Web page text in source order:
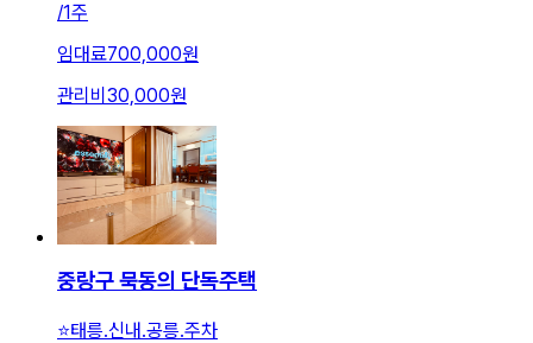
/1주
임대료700,000원
관리비 30,000원
중랑구 묵동의 단독주택
⭐태릉.신내.공릉.주차